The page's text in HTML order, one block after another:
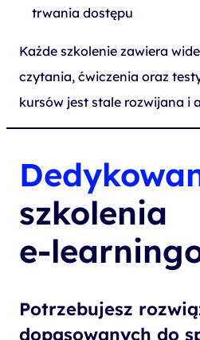
trwania dostępu
Każde szkolenie zawiera
czytania, ćwiczenia oraz
kursów jest stale rozwijana i
szkolenia
e-
Potrzebujesz
dopasowanych do